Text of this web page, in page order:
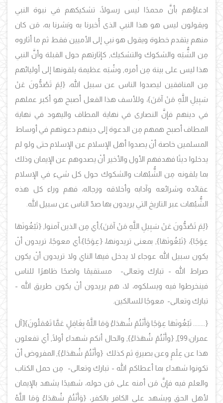
ادعاؤهم بأنَّ محمدًا ليس رسولًا، تشكيكهم في نبوة النبي
ويقولون ليس هو هذا النبي الذى أُخبرنا به وبَشرنا به، مَن كان
منهم يتقدم خطوة ويقول هو نبي إلى الأميين فقط ثم ما أثاروه
مِن الشُّبَه والشكوك والتشكيك, كإثارتهم حول القبلة وأنَّ النبي
هذا ليس على بينة مِن أمره, وشُبَه عظيمة يلقونها إلى أوليائهم
مِن المنافقين ليصدوا الناس عن سبيل الله،{لِمَ تَصُدُّونَ عَنْ
سَبِيلِ اللَّهِ مَنْ آمَنَ}، وللأسف هذا الفعل أصبح هو أكبر عملهم
في دينهم فإنَّ النصارى في نهاية المطاف واليهود في نهاية
المطاف أصبح همهم مِن الدعوة إلى دينهم دعوتهم في أوساط
المسلمين خاصة أنْ يصدوا أهل الإسلام عن الإسلام حتى ولو لم
يدخلوا دينًا فهدفهم الأول والأخير أنْ يصدوهم عن الإيمان وذلك
بما يلقونه مِن الشُّبُهات والشكوك حول كل شيء في الإسلام
عقائده وشرائعه وآدابه وأخلاقه ورجاله، فهم وراء كل هذه
الشُّبُهات عبر التاريخ التي يريدون بها صدّ الناس عن سبيل الله.
{لِمَ تَصُدُّونَ عَنْ سَبِيلِ اللَّهِ مَنْ آمَنَ} أي مِن الذين آمنوا, {تَبْغُونَهَا
عِوَجًا}، {تَبْغُونَهَا}, بمعنى تريدونها، {عِوَجًا}،أي معوجًا، تريدون أنْ
يكون سبيل الله عوجاء لا يدخل فيها الناي ولا تريدون أنْ يكون
صراط الله - تبارك وتعالى- مستقيمًا واضحًا ظاهرًا للناس
فينخرطوا فيه ويسلكوه، لا، هم يريدون أنْ يكون طريق الله -
تبارك وتعالى- معوجًا للسالكين.
{ تَبْغُونَهَا عِوَجًا وَأَنْتُمْ شُهَدَاءُ وَمَا اللَّهُ بِغَافِلٍ عَمَّا تَعْمَلُونَ}[آل
عمران:99], {وأَنْتُمْ شُهَدَاءُ}, والحال أنكم شهداء أولًا, أي تفعلون
هذا عن عِلْمٍ وعن بصيرةٍ ثم كذلك {وأَنْتُمْ شُهَدَاءُ}, المفروض أنْ
تكونوا شهداء بما أعطاكم الله - تبارك وتعالى- مِن حمل الكتاب
والعلم فيه فإنَّ مَن أمنه على مَن حوله، شهيدًا يشهد بالإيمان
لأهل الحق ويشهد على الكافر بالكفر، {وَأَنْتُمْ شُهَدَاءُ وَمَا اللَّهُ